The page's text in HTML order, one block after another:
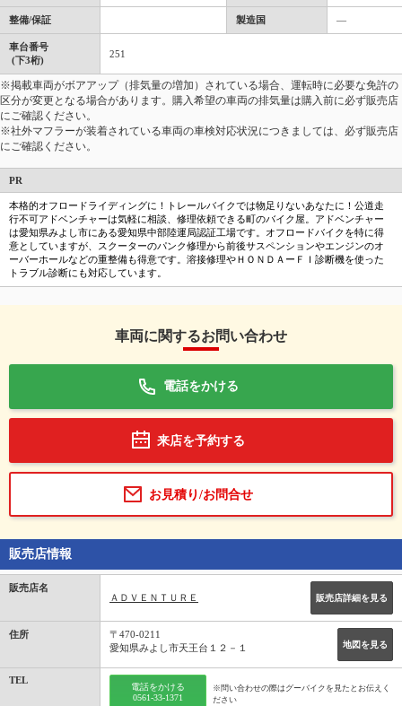
整備/保証 製造国 ―
車台番号
(下3桁)
251
※掲載車両がボアアップ（排気量の増加）されている場合、運転時に必要な免許の
区分が変更となる場合があります。購入希望の車両の排気量は購入前に必ず販売店
にご確認ください。
※社外マフラーが装着されている車両の車検対応状況につきましては、必ず販売店
にご確認ください。
PR
本格的オフロードライディングに！トレールバイクでは物足りないあなたに！公道走
行不可アドベンチャーは気軽に相談、修理依頼できる町のバイク屋。アドベンチャー
は愛知県みよし市にある愛知県中部陸運局認証工場です。オフロードバイクを特に得
意としていますが、スクーターのパンク修理から前後サスペンションやエンジンのオ
ーバーホールなどの重整備も得意です。溶接修理やＨＯＮＤＡーＦＩ診断機を使った
トラブル診断にも対応しています。
車両に関するお問い合わせ
電話をかける
来店を予約する
お見積り/お問合せ
販売店情報
販売店名
ＡＤＶＥＮＴＵＲＥ
販売店詳細を見る
住所
地図を見る
〒470-0211
愛知県みよし市天王台１２－１
TEL
電話をかける
0561-33-1371
※問い合わせの際はグーバイクを見たとお伝えく
ださい